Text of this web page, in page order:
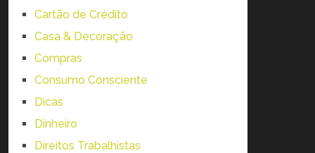
Cartão de Crédito
Casa & Decoração
Compras
Consumo Consciente
Dicas
Dinheiro
Direitos Trabalhistas